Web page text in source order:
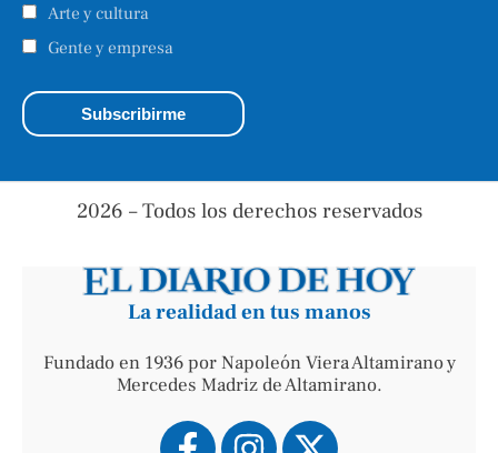
Arte y cultura
Gente y empresa
2026 – Todos los derechos reservados
La realidad en tus manos
Fundado en 1936 por Napoleón Viera Altamirano y
Mercedes Madriz de Altamirano.